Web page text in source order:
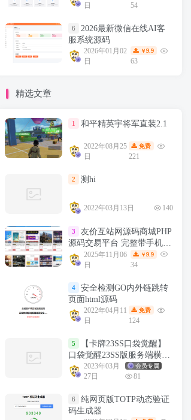
日
54
6
2026最新微信在线AI客
服系统源码
2026年01月02
日
￥ 9.9
63
精选文章
1 和平精英宇将军直装2.1
2022年08月25
日
免费
221
2 测hi
2022年03月13日 140
3
友价互站网源码商城PHP
源码交易平台 完整带手机版
源码网系统源码
2025年11月06
日
￥ 9.9
34
4
安全检测GO内外链跳转
页面html源码
2022年04月11
日
免费
124
5
【卡牌23SS口袋觉醒】
口袋觉醒23SS版服务端横版
卡牌手游+VM一键端+Linux
手工服务端+GM授权后台
2023年03月
27日
会员专属
81
6
纯网页版TOTP动态验证
码生成器